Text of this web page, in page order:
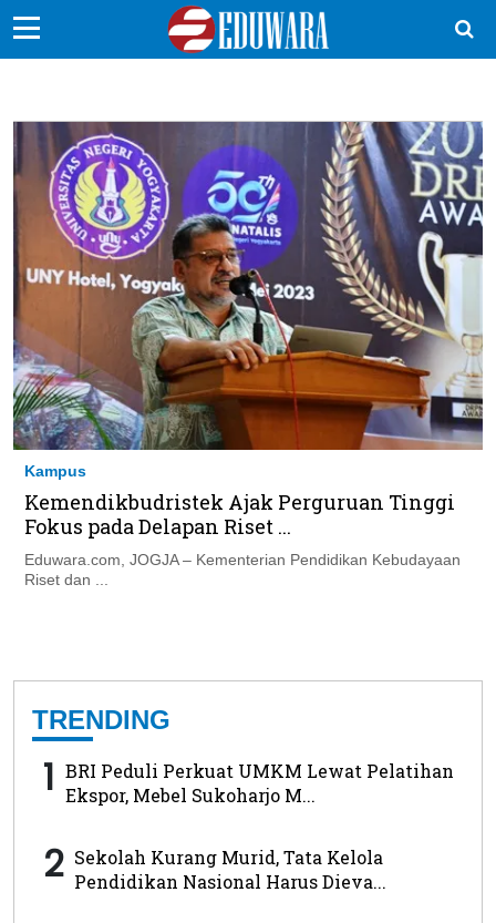
Sekolah Kita
Vokasi
Kampus
Idea
Sains
EduDana
Ikuti Kami di:
Kampus
Kemendikbudristek Ajak Perguruan Tinggi
Fokus pada Delapan Riset ...
Eduwara.com, JOGJA – Kementerian Pendidikan Kebudayaan
Riset dan ...
TRENDING
1 BRI Peduli Perkuat UMKM Lewat Pelatihan
Ekspor, Mebel Sukoharjo M...
2 Sekolah Kurang Murid, Tata Kelola
Pendidikan Nasional Harus Dieva...